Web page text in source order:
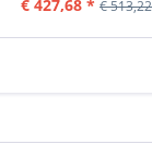
€ 427,68 * €